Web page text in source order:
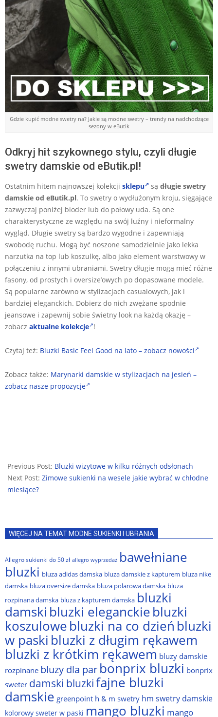
Gdzie kupić modne swetry na? Jakie są modne swetry – trendy na nadchodzące
sezony w eButik
Odkryj hit szykownego stylu, czyli długie
swetry damskie od eButik.pl!
Ostatnim hitem najnowszej kolekcji sklepu są długie swetry
damskie od eButik.pl. To swetry o wydłużonym kroju, sięgające
zazwyczaj poniżej bioder lub do połowy uda. Są one
charakterystyczne ze względu na swój luźny i nieformalny
wygląd. Długie swetry są bardzo wygodne i zapewniają
swobodę ruchu. Mogą być noszone samodzielnie jako lekka
narzutka na top lub koszulkę, albo jako element warstwowy w
połączeniu z innymi ubraniami. Swetry długie mogą mieć różne
fasony, od prostych i oversize’owych po dopasowane modele.
Są popularne zarówno w stylizacjach casualowych, jak i
bardziej eleganckich. Dobierz do nich zwężane spodnie
jeansowe i zapewnij sobie świetny look na każdą okazję –
zobacz aktualne kolekcje !
Czytaj też: Bluzki Basic Feel Good na lato – zobacz nowości
Zobacz także: Marynarki damskie w stylizacjach na jesień –
zobacz nasze propozycje
01-
16
Previous Post: Bluzki wizytowe w kilku różnych odsłonach
Next Post: Zimowe sukienki na wesele jakie wybrać w chłodne
miesiące?
WIĘCEJ NA TEMAT MODNE SUKIENKI I UBRANIA
Allegro sukienki do 50 zł allegro wyprzedaż bawełniane
bluzki bluza adidas damska bluza damskie z kapturem bluza nike
damska bluza oversize damska bluza polarowa damska bluza
rozpinana damska bluza z kapturem damska bluzki
damski bluzki eleganckie bluzki
koszulowe bluzki na co dzień bluzki
w paski bluzki z długim rękawem
bluzki z krótkim rękawem bluzy damskie
rozpinane bluzy dla par bonprix bluzki bonprix
sweter damski bluzkifajne bluzki
damskie greenpoint h & m swetry hm swetry damskie
kolorowy sweter w paski mango bluzki mango